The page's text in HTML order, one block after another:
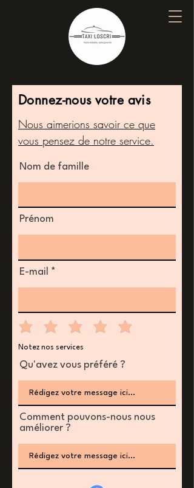
Donnez-nous votre avis
Nous aimerions savoir ce que
vous pensez de notre service.
Nom de famille
Prénom
E-mail
Notez nos services
Qu'avez vous préféré ?
Comment pouvons-nous nous
améliorer ?